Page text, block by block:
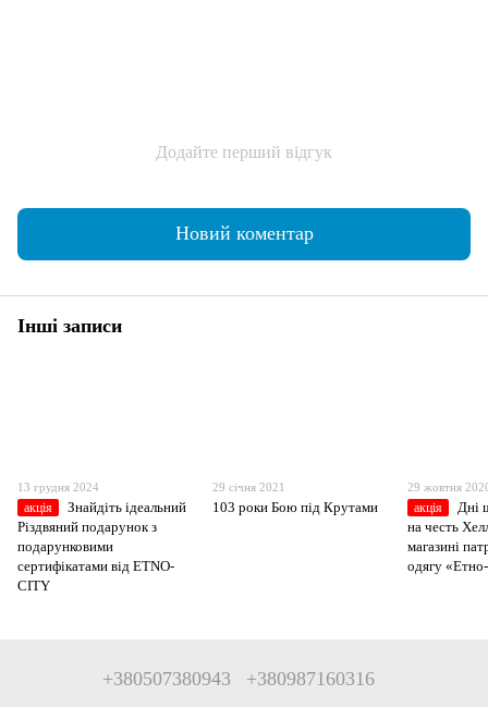
Додайте перший відгук
Новий коментар
Інші записи
13 грудня 2024
акція
Знайдіть ідеальний
Різдвяний подарунок з
подарунковими
сертифікатами від ETNO-
CITY
29 січня 2021
103 роки Бою під Крутами
29 жовтня
акція
Дні
на честь
магазині
одягу «Етно-
+380507380943 +380987160316